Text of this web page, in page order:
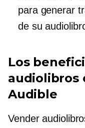
para generar
de su
Los
audiolibros
Audible
Vender